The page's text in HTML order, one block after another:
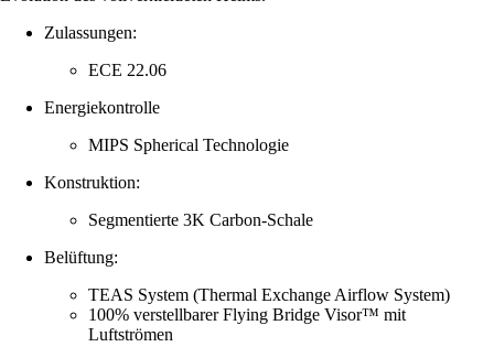
Zulassungen:
ECE 22.06
Energiekontrolle
MIPS Spherical Technologie
Konstruktion:
Segmentierte 3K Carbon-Schale
Belüftung:
TEAS System (Thermal Exchange Airflow System)
100% verstellbarer Flying Bridge Visor™ mit
Luftströmen